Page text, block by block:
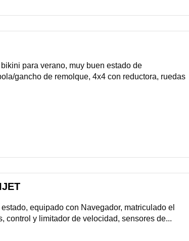
para verano, muy buen estado de
gancho de remolque, 4x4 con reductora, ruedas
equipado con Navegador, matriculado el
control y limitador de velocidad, sensores de...